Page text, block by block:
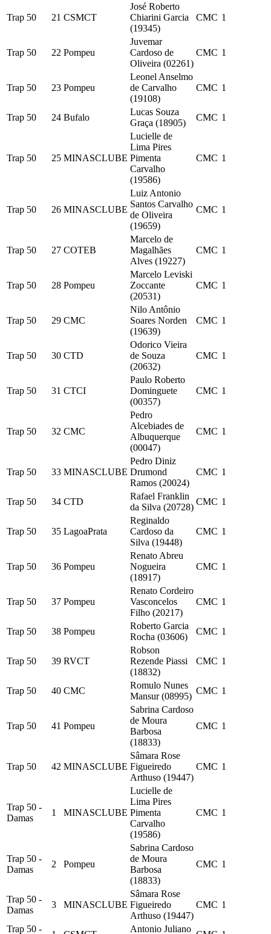
Trap 50 21 CSMCT
José Roberto
Chiarini Garcia
(19345)
CMC 1
Trap 50 22 Pompeu
Juvemar
Cardoso de
Oliveira (02261)
CMC 1
Trap 50 23 Pompeu
Leonel Anselmo
de Carvalho
(19108)
CMC 1
Trap 50 24 Bufalo
Lucas Souza
Graça (18905)
CMC 1
Trap 50 25 MINASCLUBE
Lucielle de
Lima Pires
Pimenta
Carvalho
(19586)
CMC 1
Trap 50 26 MINASCLUBE
Luiz Antonio
Santos Carvalho
de Oliveira
(19659)
CMC 1
Trap 50 27 COTEB
Marcelo de
Magalhães
Alves (19227)
CMC 1
Trap 50 28 Pompeu
Marcelo Leviski
Zoccante
(20531)
CMC 1
Trap 50 29 CMC
Nilo Antônio
Soares Norden
(19639)
CMC 1
Trap 50 30 CTD
Odorico Vieira
de Souza
(20632)
CMC 1
Trap 50 31 CTCI
Paulo Roberto
Dominguete
(00357)
CMC 1
Trap 50 32 CMC
Pedro
Alcebiades de
Albuquerque
(00047)
CMC 1
Trap 50 33 MINASCLUBE
Pedro Diniz
Drumond
Ramos (20024)
CMC 1
Trap 50 34 CTD
Rafael Franklin
da Silva (20728)
CMC 1
Trap 50 35 LagoaPrata
Reginaldo
Cardoso da
Silva (19448)
CMC 1
Trap 50 36 Pompeu
Renato Abreu
Nogueira
(18917)
CMC 1
Trap 50 37 Pompeu
Renato Cordeiro
Vasconcelos
Filho (20217)
CMC 1
Trap 50 38 Pompeu
Roberto Garcia
Rocha (03606)
CMC 1
Trap 50 39 RVCT
Robson
Rezende Piassi
(18832)
CMC 1
Trap 50 40 CMC
Romulo Nunes
Mansur (08995)
CMC 1
Trap 50 41 Pompeu
Sabrina Cardoso
de Moura
Barbosa
(18833)
CMC 1
Trap 50 42 MINASCLUBE
Sâmara Rose
Figueiredo
Arthuso (19447)
CMC 1
Trap 50 -
Damas
1 MINASCLUBE
Lucielle de
Lima Pires
Pimenta
Carvalho
(19586)
CMC 1
Trap 50 -
Damas
2 Pompeu
Sabrina Cardoso
de Moura
Barbosa
(18833)
CMC 1
Trap 50 -
Damas
3 MINASCLUBE
Sâmara Rose
Figueiredo
Arthuso (19447)
CMC 1
Trap 50 - Antonio Juliano